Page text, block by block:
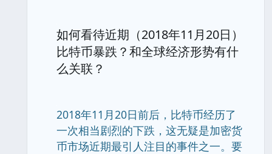
如何看待近期（2018年11月20日）
比特币暴跌？和全球经济形势有什
么关联？
2018年11月20日前后，比特币经历了
一次相当剧烈的下跌，这无疑是加密货
币市场近期最引人注目的事件之一。要